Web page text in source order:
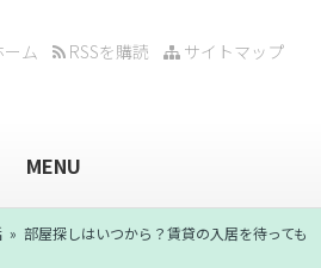
サイトマップ
RSSを購読
ム
MENU
» 部屋探しはいつから？賃貸の入居を待っても